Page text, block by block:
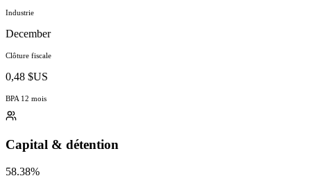
Industrie
December
Clôture fiscale
0,48 $US
BPA 12 mois
Capital & détention
58.38%